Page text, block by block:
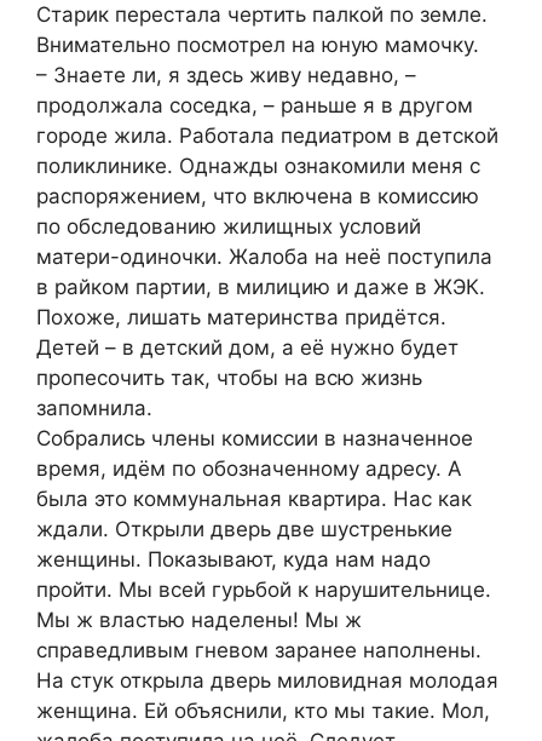
Старик перестала чертить палкой по земле.
Внимательно посмотрел на юную мамочку.
– Знаете ли, я здесь живу недавно, –
продолжала соседка, – раньше я в другом
городе жила. Работала педиатром в детской
поликлинике. Однажды ознакомили меня с
распоряжением, что включена в комиссию
по обследованию жилищных условий
матери-одиночки. Жалоба на неё поступила
в райком партии, в милицию и даже в ЖЭК.
Похоже, лишать материнства придётся.
Детей – в детский дом, а её нужно будет
пропесочить так, чтобы на всю жизнь
запомнила.
Собрались члены комиссии в назначенное
время, идём по обозначенному адресу. А
была это коммунальная квартира. Нас как
ждали. Открыли дверь две шустренькие
женщины. Показывают, куда нам надо
пройти. Мы всей гурьбой к нарушительнице.
Мы ж властью наделены! Мы ж
справедливым гневом заранее наполнены.
На стук открыла дверь миловидная молодая
женщина. Ей объяснили, кто мы такие. Мол,